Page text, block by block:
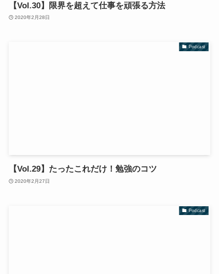
【Vol.30】限界を超えて仕事を頑張る方法
2020年2月28日
Podcast
【Vol.29】たったこれだけ！勉強のコツ
2020年2月27日
Podcast